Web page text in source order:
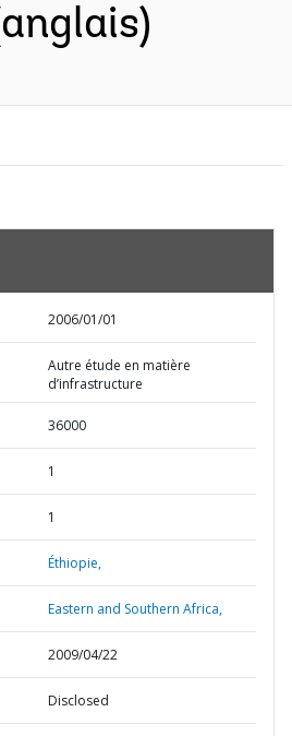
2006/01/01
Autre étude en matière
d’infrastructure
36000
1
1
Éthiopie,
Eastern and Southern Africa,
2009/04/22
Disclosed